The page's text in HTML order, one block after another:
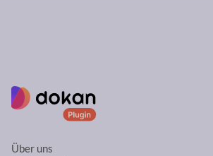
Über uns